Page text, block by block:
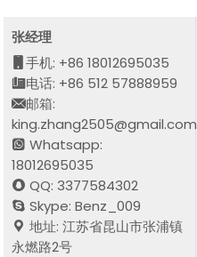
张经理
手机: +86 18012695035
电话: +86 512 57888959
邮箱:
king.zhang2505@gmail.com
Whatsapp:
18012695035
QQ: 3377584302
Skype: Benz_009
地址: 江苏省昆山市张浦镇
永燃路2号